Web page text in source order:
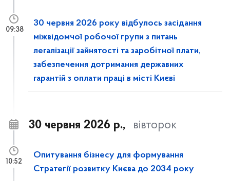
30 червня 2026 року відбулось засідання
міжвідомчої робочої групи з питань
легалізації зайнятості та заробітної плати,
забезпечення дотримання державних
гарантій з оплати праці в місті Києві
09:38
30 червня 2026 р., вівторок
Опитування бізнесу для формування
Стратегії розвитку Києва до 2034 року
10:52